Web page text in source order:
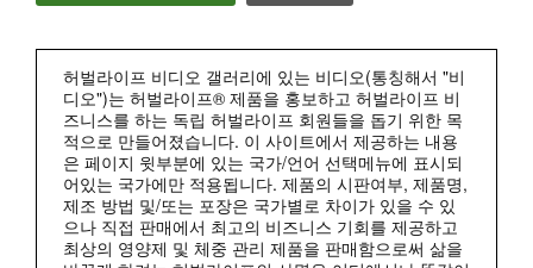
허벌라이프 비디오 갤러리에 있는 비디오(통칭해서 "비
디오")는 허벌라이프® 제품을 홍보하고 허벌라이프 비
즈니스를 하는 독립 허벌라이프 회원들을 돕기 위한 목
적으로 만들어졌습니다. 이 사이트에서 제공하는 내용
은 페이지 윗부분에 있는 국가/언어 선택메뉴에 표시되
어있는 국가에만 적용됩니다. 제품의 시판여부, 제품명,
제조 방법 및/또는 포장은 국가별로 차이가 있을 수 있
으나 직접 판매에서 최고의 비즈니스 기회를 제공하고
최상의 영양제 및 체중 관리 제품을 판매함으로써 삶을
1:15
매일 조금씩 젊어지는 시니어 저속노화 건강 루틴
저속노화 루틴 | 시니어 편
허벌라이프 피트니스 모두 보기